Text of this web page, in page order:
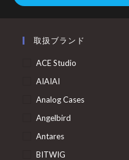
取扱ブランド
ACE Studio
AIAIAI
Analog Cases
Angelbird
Antares
BITWIG